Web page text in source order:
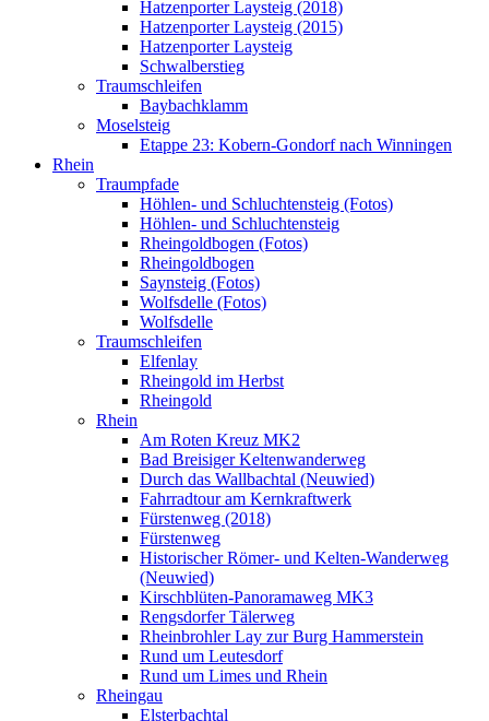
Hatzenporter Laysteig (2018)
Hatzenporter Laysteig (2015)
Hatzenporter Laysteig
Schwalberstieg
Traumschleifen
Baybachklamm
Moselsteig
Etappe 23: Kobern-Gondorf nach Winningen
Rhein
Traumpfade
Höhlen- und Schluchtensteig (Fotos)
Höhlen- und Schluchtensteig
Rheingoldbogen (Fotos)
Rheingoldbogen
Saynsteig (Fotos)
Wolfsdelle (Fotos)
Wolfsdelle
Traumschleifen
Elfenlay
Rheingold im Herbst
Rheingold
Rhein
Am Roten Kreuz MK2
Bad Breisiger Keltenwanderweg
Durch das Wallbachtal (Neuwied)
Fahrradtour am Kernkraftwerk
Fürstenweg (2018)
Fürstenweg
Historischer Römer- und Kelten-Wanderweg
(Neuwied)
Kirschblüten-Panoramaweg MK3
Rengsdorfer Tälerweg
Rheinbrohler Lay zur Burg Hammerstein
Rund um Leutesdorf
Rund um Limes und Rhein
Rheingau
Elsterbachtal